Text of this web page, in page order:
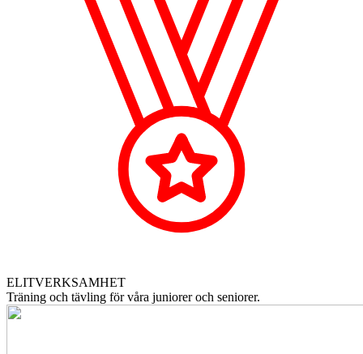
ELITVERKSAMHET
Träning och tävling för våra juniorer och seniorer.